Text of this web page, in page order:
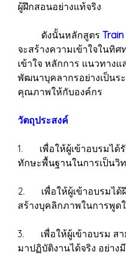
ผู้ฝึกสอนอย่างแท้จริง
ดังนั้นหลักสูตร Train
จะสร้างความเข้าใจในทิ
เข้าใจ หลักการ แนวทางแ
พัฒนาบุคลากรอย่างเป็นร
คุณภาพให้กับองค์กร
วัตถุประสงค์
1. เพื่อให้ผู้เข้าอบรมได้รั
ทักษะพื้นฐานในการเป็นวิ
2. เพื่อให้ผู้เข้าอบรมได้
สร้างบุคลิกภาพในการพูด
3. เพื่อให้ผู้เข้าอบรม สา
มาปฏิบัติงานได้จริง อย่าง